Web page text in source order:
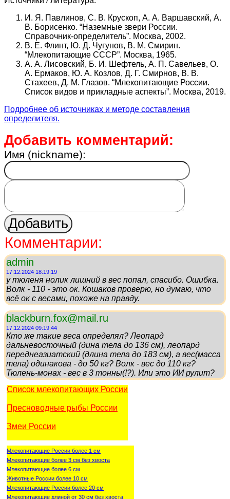
И. Я. Павлинов, С. В. Крускоп, А. А. Варшавский, А.
В. Борисенко. “Наземные звери России.
Справочник-определитель”. Москва, 2002.
В. Е. Флинт, Ю. Д. Чугунов, В. М. Смирин.
“Млекопитающие СССР”. Москва, 1965.
А. А. Лисовский, Б. И. Шефтель, А. П. Савельев, О.
А. Ермаков, Ю. А. Козлов, Д. Г. Смирнов, В. В.
Стахеев, Д. М. Глазов. “Млекопитающие России.
Список видов и прикладные аспекты”. Москва, 2019.
Подробнее об источниках и методе составления
определителя.
Добавить комментарий:
Имя (nickname):
Комментарии:
admin
17.12.2024 18:19:19
у тюленя нолик лишний в вес попал, спасибо. Ошибка.
Волк - 110 - это ок. Кошаков проверю, но думаю, что
всё ок с весами, похоже на правду.
blackburn.fox@mail.ru
17.12.2024 09:19:44
Кто же такие веса определял? Леопард
дальневосточный (дина тела до 136 см), леопард
переднеазиатский (длина тела до 183 см), а вес(масса
тела) одинакова - до 50 кг? Волк - вес до 110 кг?
Тюлень-монах - вес в 3 тонны(!?). Или это ИИ рулит?
Список млекопитающих России
Пресноводные рыбы России
Змеи России
Млекопитающие России более 1 см
Млекопитающие более 3 см без хвоста
Млекопитающие более 6 см
Животные России более 10 см
Млекопитающие России более 20 см
Млекопитающие длиной от 30 см без хвоста